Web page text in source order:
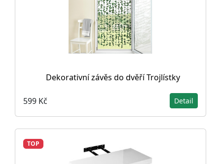
Dekorativní závěs do dvěří Trojlístky
599 Kč Detail
TOP